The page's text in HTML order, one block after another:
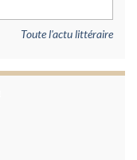
Toute l'actu littéraire